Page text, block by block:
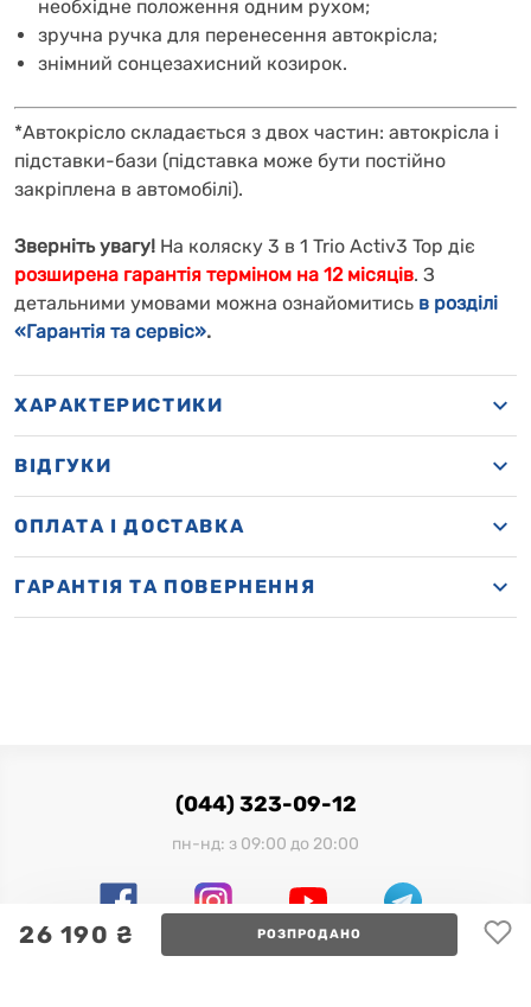
26 190 ₴ РОЗПРОДАНО
необхідне положення одним рухом;
зручна ручка для перенесення автокрісла;
знімний сонцезахисний козирок.
*Автокрісло складається з двох частин: автокрісла і
підставки-бази (підставка може бути постійно
закріплена в автомобілі).
Зверніть увагу! На коляску 3 в 1 Trio Activ3 Top діє
розширена гарантія терміном на 12 місяців. З
детальними умовами можна ознайомитись в розділі
«Гарантія та сервіс».
ХАРАКТЕРИСТИКИ
ВІДГУКИ
OПЛАТА І ДОСТАВКА
ГАРАНТІЯ ТА ПОВЕРНЕННЯ
(044) 323-09-12
пн-нд: з 09:00 до 20:00